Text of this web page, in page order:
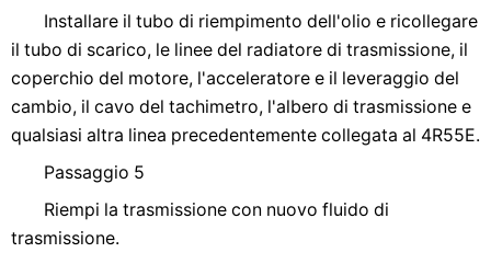
Installare il tubo di riempimento dell'olio e ricollegare
il tubo di scarico, le linee del radiatore di trasmissione, il
coperchio del motore, l'acceleratore e il leveraggio del
cambio, il cavo del tachimetro, l'albero di trasmissione e
qualsiasi altra linea precedentemente collegata al 4R55E.
Passaggio 5
Riempi la trasmissione con nuovo fluido di
trasmissione.